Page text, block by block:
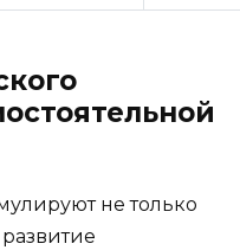
не только